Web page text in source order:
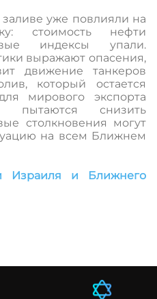
уже повлияли на
стоимость нефти
индексы упали.
выражают опасения,
движение танкеров
который остается
мирового экспорта
пытаются снизить
столкновения могут
на всем Ближнем
Израиля и Ближнего